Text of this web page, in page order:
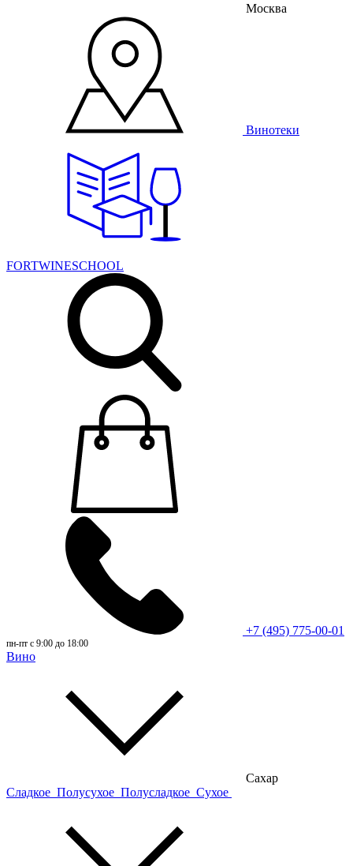
Москва
Винотеки
FORTWINESCHOOL
+7 (495) 775-00-01
пн-пт с 9:00 до 18:00
Вино
Сахар
Сладкое Полусухое Полусладкое Сухое